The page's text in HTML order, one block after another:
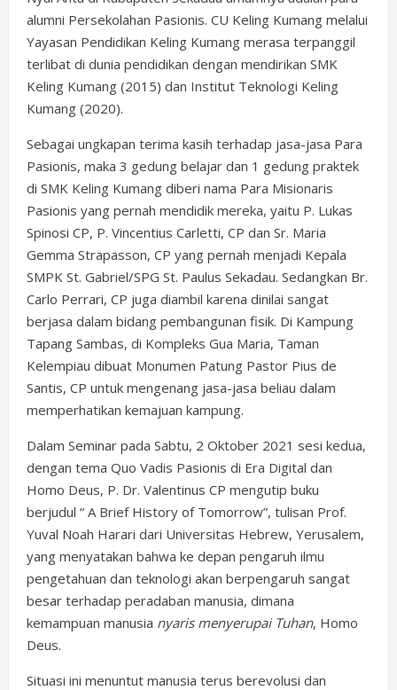
alumni Persekolahan Pasionis. CU Keling Kumang melalui
Yayasan Pendidikan Keling Kumang merasa terpanggil
terlibat di dunia pendidikan dengan mendirikan SMK
Keling Kumang (2015) dan Institut Teknologi Keling
Kumang (2020).
Sebagai ungkapan terima kasih terhadap jasa-jasa Para
Pasionis, maka 3 gedung belajar dan 1 gedung praktek
di SMK Keling Kumang diberi nama Para Misionaris
Pasionis yang pernah mendidik mereka, yaitu P. Lukas
Spinosi CP, P. Vincentius Carletti, CP dan Sr. Maria
Gemma Strapasson, CP yang pernah menjadi Kepala
SMPK St. Gabriel/SPG St. Paulus Sekadau. Sedangkan Br.
Carlo Perrari, CP juga diambil karena dinilai sangat
berjasa dalam bidang pembangunan fisik. Di Kampung
Tapang Sambas, di Kompleks Gua Maria, Taman
Kelempiau dibuat Monumen Patung Pastor Pius de
Santis, CP untuk mengenang jasa-jasa beliau dalam
memperhatikan kemajuan kampung.
Dalam Seminar pada Sabtu, 2 Oktober 2021 sesi kedua,
dengan tema Quo Vadis Pasionis di Era Digital dan
Homo Deus, P. Dr. Valentinus CP mengutip buku
berjudul “ A Brief History of Tomorrow”, tulisan Prof.
Yuval Noah Harari dari Universitas Hebrew, Yerusalem,
yang menyatakan bahwa ke depan pengaruh ilmu
pengetahuan dan teknologi akan berpengaruh sangat
besar terhadap peradaban manusia, dimana
kemampuan manusia nyaris menyerupai Tuhan, Homo
Deus.
Situasi ini menuntut manusia terus berevolusi dan